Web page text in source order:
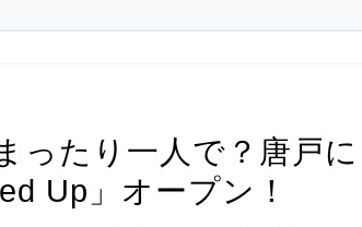
ったり一人で？唐戸に
Up」オープン！